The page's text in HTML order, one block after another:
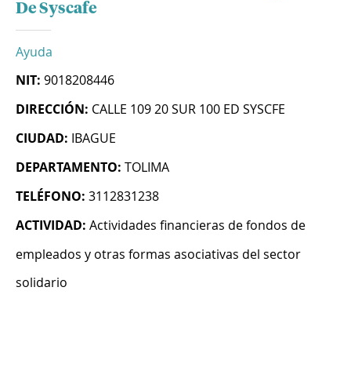
De Syscafe
Ayuda
NIT: 9018208446
DIRECCIÓN: CALLE 109 20 SUR 100 ED SYSCFE
CIUDAD: IBAGUE
DEPARTAMENTO: TOLIMA
TELÉFONO: 3112831238
ACTIVIDAD: Actividades financieras de fondos de
empleados y otras formas asociativas del sector
solidario